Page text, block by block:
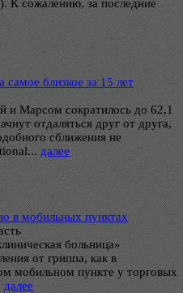
К сожалению, за последние
близкое за 15 лет
и Марсом сократилось до 62,1
отдаляться друг от друга,
сближения не
далее
в мобильных пунктах
больница»
от гриппа, как в
мобильном пункте у торговых
далее